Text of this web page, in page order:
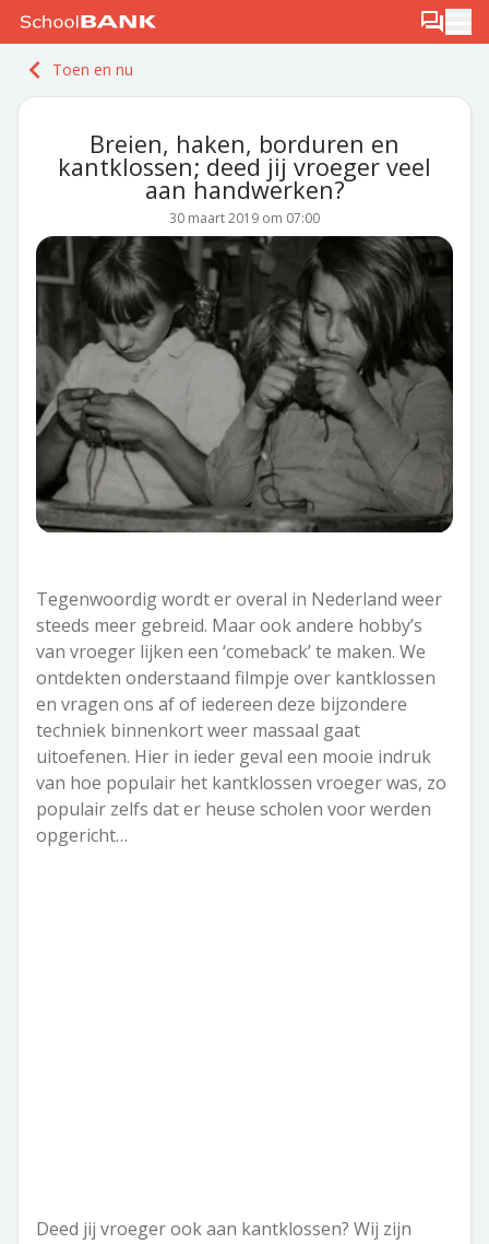
Ga naar de inhoud Berichten
Meld je gratis aan
Toen en nu
Breien, haken, borduren en
kantklossen; deed jij vroeger veel
aan handwerken?
30 maart 2019 om 07:00
Tegenwoordig wordt er overal in Nederland weer
steeds meer gebreid. Maar ook andere hobby’s
van vroeger lijken een ‘comeback’ te maken. We
ontdekten onderstaand filmpje over kantklossen
en vragen ons af of iedereen deze bijzondere
techniek binnenkort weer massaal gaat
uitoefenen. Hier in ieder geval een mooie indruk
van hoe populair het kantklossen vroeger was, zo
populair zelfs dat er heuse scholen voor werden
opgericht…
Deed jij vroeger ook aan kantklossen? Wij zijn